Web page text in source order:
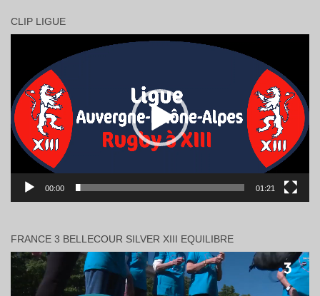
CLIP LIGUE
00:00 01:21
FRANCE 3 BELLECOUR SILVER XIII EQUILIBRE
Lecteur
vidéo